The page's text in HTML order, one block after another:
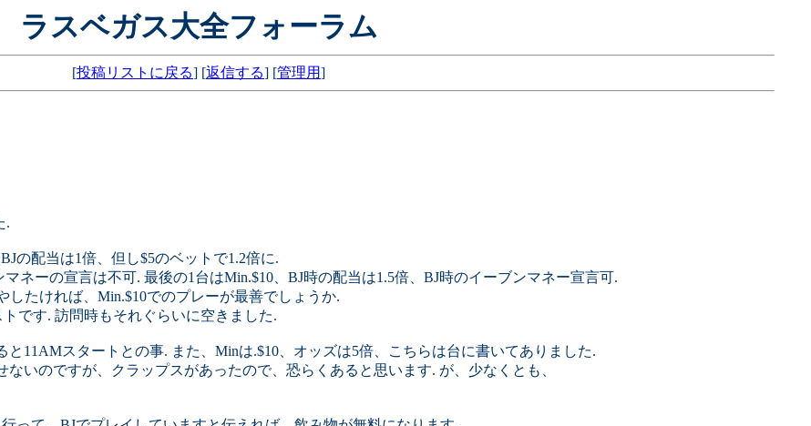
ラスベガス大全フォーラム
[投稿リストに戻る] [返信する] [管理用]
.
の配当は1倍、但し$5のベットで1.2倍に.
ネーの宣言は不可. 最後の1台はMin.$10、BJ時の配当は1.5倍、BJ時のイーブンマネー宣言可.
たければ、Min.$10でのプレーが最善でしょうか.
です. 訪問時もそれぐらいに空きました.
11AMスタートとの事. また、Minは.$10、オッズは5倍、こちらは台に書いてありました.
いのですが、クラップスがあったので、恐らくあると思います. が、少なくとも、